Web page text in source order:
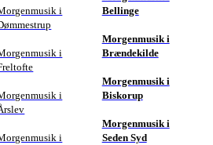
i
i
i
i
Bellinge
Morgenmusik i
Brændekilde
Morgenmusik i
Biskorup
Morgenmusik i
Seden Syd